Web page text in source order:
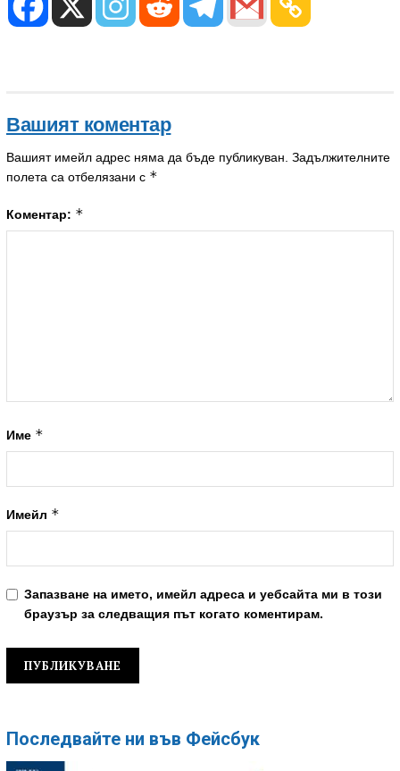
Вашият коментар
Вашият имейл адрес няма да бъде публикуван. Задължителните
полета са отбелязани с *
Коментар: *
Име *
Имейл *
Запазване на името, имейл адреса и уебсайта ми в този
браузър за следващия път когато коментирам.
Последвайте ни във Фейсбук